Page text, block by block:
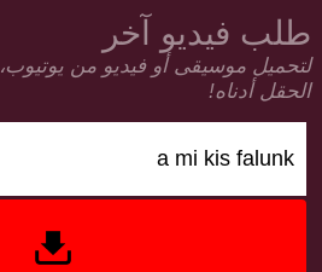
طلب فيديو آخر
لتحميل موسيقى أو فيديو من
الحقل أدناه!